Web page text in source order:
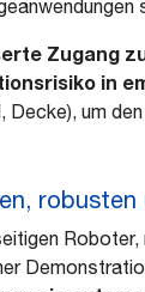
Zugang
in
um